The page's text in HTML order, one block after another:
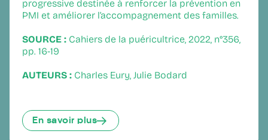
progressive destinée à renforcer la prévention en
PMI et améliorer l’accompagnement des familles.
SOURCE : Cahiers de la puéricultrice, 2022, n°356,
pp. 16-19
AUTEURS : Charles Eury, Julie Bodard
En savoir plus